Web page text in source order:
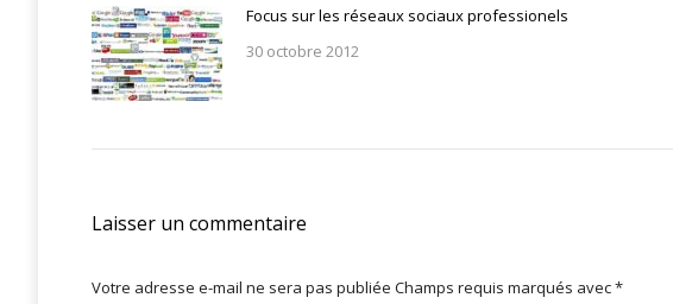
Focus sur les réseaux sociaux professionels
30 octobre 2012
Laisser un commentaire
Votre adresse e-mail ne sera pas publiée Champs requis marqués avec*